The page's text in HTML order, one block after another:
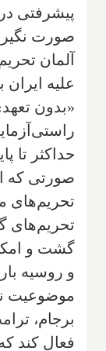
پیشرفتی
صورت
آلمان
علیه ایران
«بدون
حداکثر تا
صورتی که
تحریم‌های
تحریم‌های
گشت و
و روسیه
موضوعیت
برجام،
فعال کند